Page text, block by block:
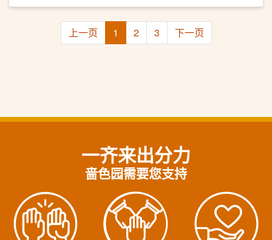
上一页 1 2 3 下一页
一齐来出分力
啬色园需要您支持